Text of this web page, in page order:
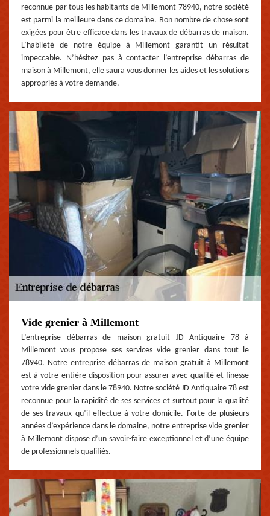
reconnue par tous les habitants de Millemont 78940, notre société
est parmi la meilleure dans ce domaine. Bon nombre de chose sont
exigées pour être efficace dans les travaux de débarras de maison.
L’habileté de notre équipe à Millemont garantit un résultat
impeccable. N’hésitez pas à contacter l’entreprise débarras de
maison à Millemont, elle saura vous donner les aides et les solutions
appropriés à votre demande.
Vide grenier à Millemont
L’entreprise débarras de maison gratuit JD Antiquaire 78 à
Millemont vous propose ses services vide grenier dans tout le
78940. Notre entreprise débarras de maison gratuit à Millemont
est à votre entière disposition pour assurer avec qualité et finesse
votre vide grenier dans le 78940. Notre société JD Antiquaire 78 est
reconnue pour la rapidité de ses services et surtout pour la qualité
de ses travaux qu’il effectue à votre domicile. Forte de plusieurs
années d’expérience dans le domaine, notre entreprise vide grenier
à Millemont dispose d’un savoir-faire exceptionnel et d’une équipe
de professionnels qualifiés.